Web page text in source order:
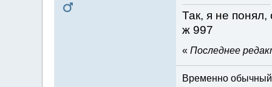
Так, я не
ж 997
« Последнее
Временно обычный